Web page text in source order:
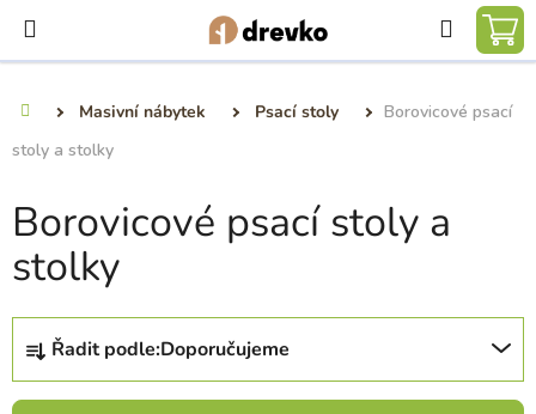
obsah
Hledat
Masivní nábytek Psací stoly
Borovicové psací
stoly a stolky
Borovicové psací stoly a
stolky
Ř
z
Řadit podle:Doporučujeme